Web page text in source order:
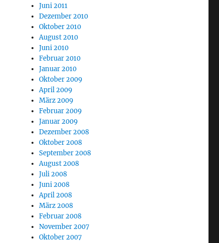
Juni 2011
Dezember 2010
Oktober 2010
August 2010
Juni 2010
Februar 2010
Januar 2010
Oktober 2009
April 2009
März 2009
Februar 2009
Januar 2009
Dezember 2008
Oktober 2008
September 2008
August 2008
Juli 2008
Juni 2008
April 2008
März 2008
Februar 2008
November 2007
Oktober 2007